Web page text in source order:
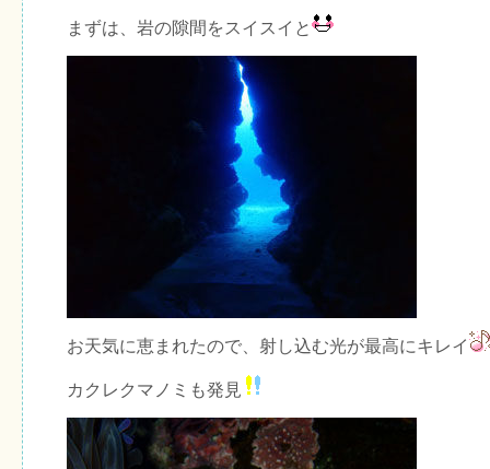
まずは、岩の隙間をスイスイと
お天気に恵まれたので、射し込む光が最高にキレイ
カクレクマノミも発見